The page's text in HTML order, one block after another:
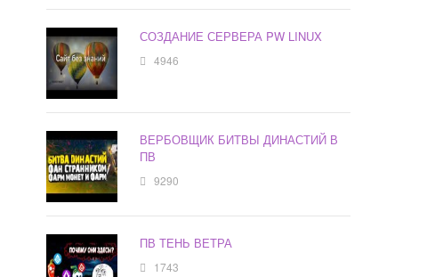
СОЗДАНИЕ СЕРВЕРА PW LINUX
4946
ВЕРБОВЩИК БИТВЫ ДИНАСТИЙ В
ПВ
9290
ПВ ТЕНЬ ВЕТРА
1743